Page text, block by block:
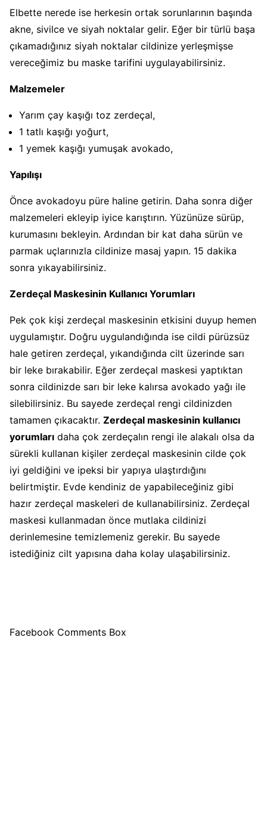
Elbette nerede ise herkesin ortak sorunlarının başında
akne, sivilce ve siyah noktalar gelir. Eğer bir türlü başa
çıkamadığınız siyah noktalar cildinize yerleşmişse
vereceğimiz bu maske tarifini uygulayabilirsiniz.
Malzemeler
Yarım çay kaşığı toz zerdeçal,
1 tatlı kaşığı yoğurt,
1 yemek kaşığı yumuşak avokado,
Yapılışı
Önce avokadoyu püre haline getirin. Daha sonra diğer
malzemeleri ekleyip iyice karıştırın. Yüzünüze sürüp,
kurumasını bekleyin. Ardından bir kat daha sürün ve
parmak uçlarınızla cildinize masaj yapın. 15 dakika
sonra yıkayabilirsiniz.
Zerdeçal Maskesinin Kullanıcı Yorumları
Pek çok kişi zerdeçal maskesinin etkisini duyup hemen
uygulamıştır. Doğru uygulandığında ise cildi pürüzsüz
hale getiren zerdeçal, yıkandığında cilt üzerinde sarı
bir leke bırakabilir. Eğer zerdeçal maskesi yaptıktan
sonra cildinizde sarı bir leke kalırsa avokado yağı ile
silebilirsiniz. Bu sayede zerdeçal rengi cildinizden
tamamen çıkacaktır. Zerdeçal maskesinin kullanıcı
yorumları daha çok zerdeçalın rengi ile alakalı olsa da
sürekli kullanan kişiler zerdeçal maskesinin cilde çok
iyi geldiğini ve ipeksi bir yapıya ulaştırdığını
belirtmiştir. Evde kendiniz de yapabileceğiniz gibi
hazır zerdeçal maskeleri de kullanabilirsiniz. Zerdeçal
maskesi kullanmadan önce mutlaka cildinizi
derinlemesine temizlemeniz gerekir. Bu sayede
istediğiniz cilt yapısına daha kolay ulaşabilirsiniz.
Facebook Comments Box